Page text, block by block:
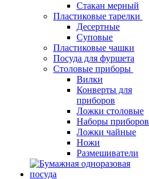
Стакан мерный
Пластиковые тарелки
Десертные
Суповые
Пластиковые чашки
Посуда для фуршета
Столовые приборы
Вилки
Конверты для
приборов
Ложки столовые
Наборы приборов
Ложки чайные
Ножи
Размешиватели